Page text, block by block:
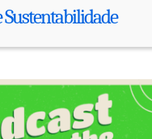
Sustentabilidade